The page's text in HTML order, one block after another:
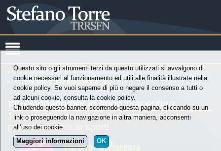
Chi è Stefano Torre »Torre Sindaco di Piacenza
» torresindaco per lo sport piacentino
torresindaco per lo sport piacentino
Torresindaco annuncia il suo lungimirante
programma per lo sport!
Questo sito o gli strumenti terzi da questo utilizzati si avvalgono di
cookie necessari al funzionamento ed utili alle finalità illustrate nella
cookie policy. Se vuoi saperne di più o negare il consenso a tutti o
ad alcuni cookie, consulta la cookie policy.
Chiudendo questo banner, scorrendo questa pagina, cliccando su un
link o proseguendo la navigazione in altra maniera, acconsenti
all’uso dei cookie.
Maggiori informazioni
OK